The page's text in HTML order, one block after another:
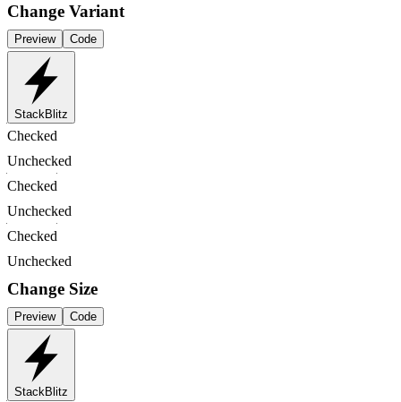
Change Variant
Preview Code
StackBlitz
Checked
Unchecked
Checked
Unchecked
Checked
Unchecked
Change Size
Preview Code
StackBlitz